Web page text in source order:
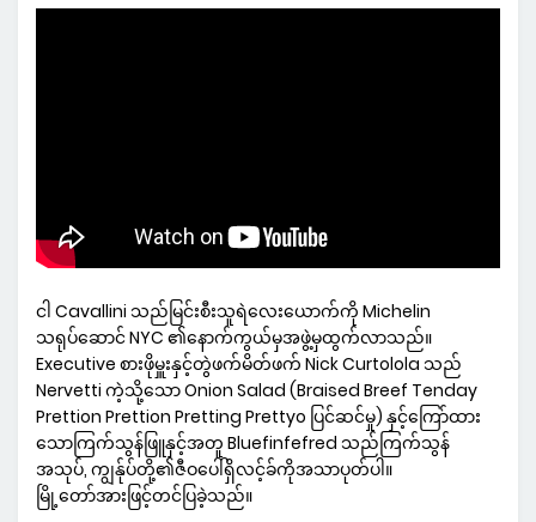
ငါ Cavallini သည်မြင်းစီးသူရဲလေးယောက်ကို Michelin
သရုပ်ဆောင် NYC ၏နောက်ကွယ်မှအဖွဲ့မှထွက်လာသည်။
Executive စားဖိုမှူးနှင့်တွဲဖက်မိတ်ဖက် Nick Curtolola သည်
Nervetti ကဲ့သို့သော Onion Salad (Braised Breef Tenday
Prettion Prettion Pretting Prettyo ပြင်ဆင်မှု) နှင့်ကြော်ထား
သောကြက်သွန်ဖြူနှင့်အတူ Bluefinfefred သည်ကြက်သွန်
အသုပ်, ကျွန်ုပ်တို့၏ဇီဝပေါ်ရှိလင့်ခ်ကိုအသာပုတ်ပါ။
မြို့တော်အားဖြင့်တင်ပြခဲ့သည်။